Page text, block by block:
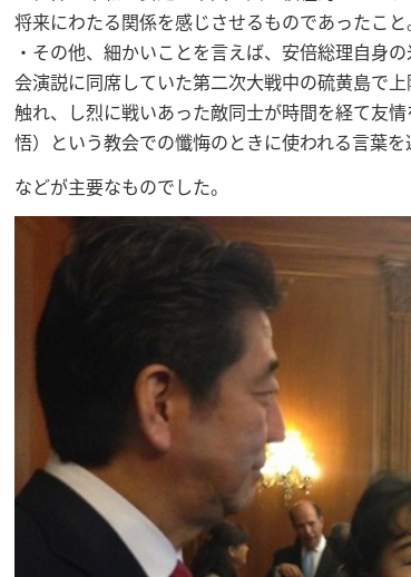
将来にわたる関係を感じさせるものであったこと
・その他、細かいことを言えば、安倍総理自身
会演説に同席していた第二次大戦中の硫黄島で
触れ、し烈に戦いあった敵同士が時間を経て友
悟）という教会での懺悔のときに使われる言葉を
などが主要なものでした。